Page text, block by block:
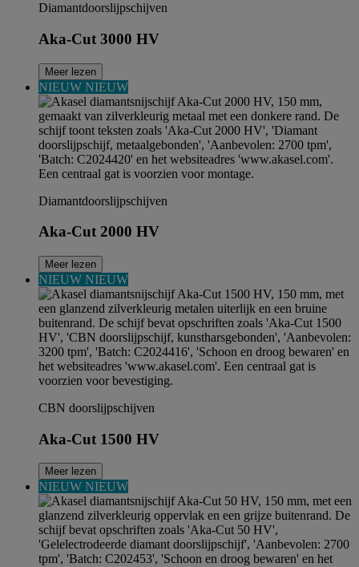
Diamantdoorslijpschijven
Aka-Cut 3000 HV
Meer lezen
NIEUW NIEUW
Diamantdoorslijpschijven
Aka-Cut 2000 HV
Meer lezen
NIEUW NIEUW
CBN doorslijpschijven
Aka-Cut 1500 HV
Meer lezen
NIEUW NIEUW